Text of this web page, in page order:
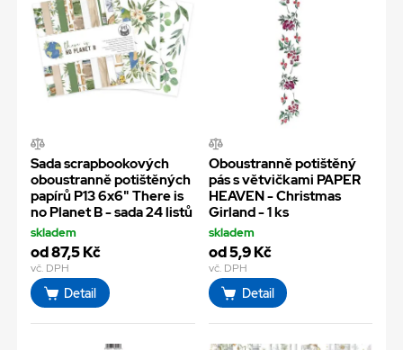
Sada scrapbookových
oboustranně potištěných
papírů P13 6x6" There is
no Planet B - sada 24 listů
skladem
od 87,5 Kč
vč. DPH
Detail
Oboustranně potištěný
pás s větvičkami PAPER
HEAVEN - Christmas
Girland - 1 ks
skladem
od 5,9 Kč
vč. DPH
Detail